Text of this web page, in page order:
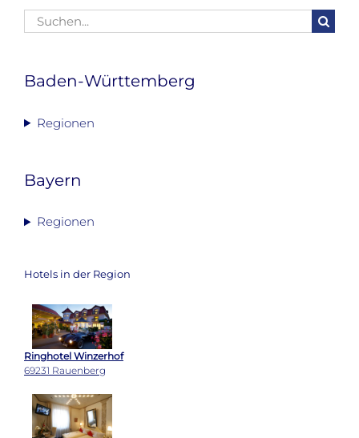
Suche
nach:
Baden-Württemberg
Regionen
Bayern
Regionen
Hotels in der Region
Ringhotel Winzerhof
69231 Rauenberg